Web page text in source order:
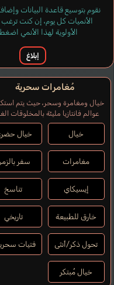
نقوم بتوسيع قاعدة البيانات
الأنميات كل يوم، إن كنت
الأولوية لهذا الأنمي
إبلاغ
مُغامرات سحرية
خيال ومغامرة وسحر، حيث يتم
عوالم فانتازيا مليئة بالمخلوقات
خيال خيال
مغامرات سفر
إيسيكاي تناسخ
خارق للطبيعة تاريخي
تحول ذكر/أنثى فتيات
خيال مُبتكر